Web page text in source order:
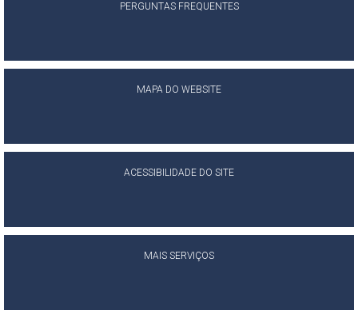
PERGUNTAS FREQUENTES
MAPA DO WEBSITE
ACESSIBILIDADE DO SITE
MAIS SERVIÇOS